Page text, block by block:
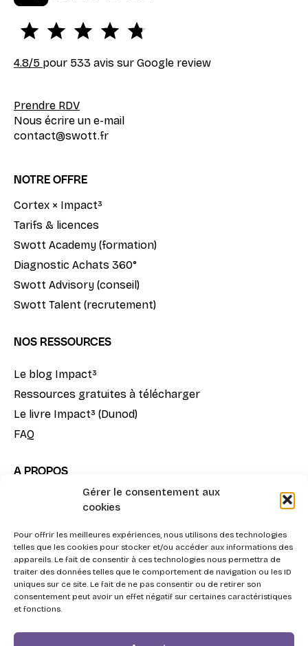
Gérer le consentement aux
cookies
Pour offrir les meilleures expériences, nous utilisons des technologies
telles que les cookies pour stocker et/ou accéder aux informations des
appareils. Le fait de consentir à ces technologies nous permettra de
traiter des données telles que le comportement de navigation ou les ID
uniques sur ce site. Le fait de ne pas consentir ou de retirer son
consentement peut avoir un effet négatif sur certaines caractéristiques
et fonctions.
4.8/5 pour 533 avis sur Google review
Prendre RDV
Nous écrire un e-mail
contact@swott.fr
NOTRE OFFRE
Cortex × Impact³
Tarifs & licences
Swott Academy (formation)
Diagnostic Achats 360°
Swott Advisory (conseil)
Swott Talent (recrutement)
NOS RESSOURCES
Le blog Impact³
Ressources gratuites à télécharger
Le livre Impact³ (Dunod)
FAQ
A PROPOS
Notre mission
Nous contacter